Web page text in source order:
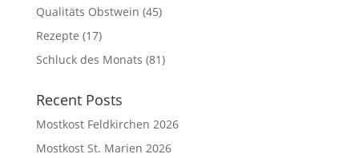
Qualitäts Obstwein (45)
Rezepte (17)
Schluck des Monats (81)
Recent Posts
Mostkost Feldkirchen 2026
Mostkost St. Marien 2026